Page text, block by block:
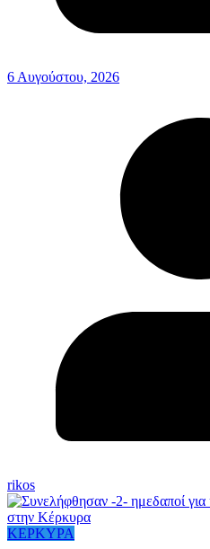
6 Αυγούστου, 2026
rikos
ΚΕΡΚΥΡΑ